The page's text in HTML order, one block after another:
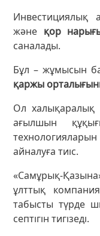
Инвестициялық
және қор
саналады.
Бұл – жұмысын
қаржы
Ол халықаралық
ағылшын
айналуға тиіс.
«Самұрық-
ұлттық
табысты түрде
септігін тигізеді.